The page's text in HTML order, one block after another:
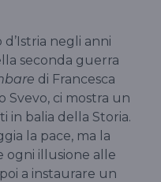
negli anni
seconda guerra
di Francesca
Svevo, ci mostra un
in balia della Storia.
la pace, ma la
ogni illusione alle
a instaurare un